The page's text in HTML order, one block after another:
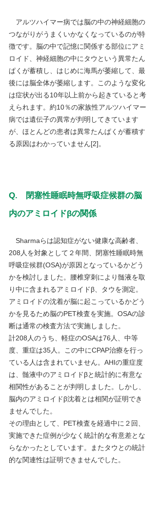
アルツハイマー病では脳の中の神経細胞の
つながりがうまくいかなくなっているのが特
徴です。脳の中で記憶に関係する部位にアミ
ロイド、神経細胞の中にタウという異常たん
ぱくが蓄積し、はじめに海馬が萎縮して、最
後には脳全体が萎縮します。このような変化
は症状が出る10年以上前から起きていると考
えられます。約10％の家族性アルツハイマー
病では遺伝子の異常が判明してきています
が、ほとんどの患者は異常たんぱくが蓄積す
る原因はわかっていません[2]。
Q.　閉塞性睡眠時無呼吸症候群の脳
内のアミロイドβの関係
Sharmaらは認知症がない健康な高齢者、
208人を対象として２年間、閉塞性睡眠時無
呼吸症候群(OSA)が原因となっているかどう
かを検討しました。腰椎穿刺により髄液を取
り中に含まれるアミロイドβ、タウを測定。
アミロイドの沈着が脳に起こっているかどう
かを見るため脳のPET検査を実施。OSAの診
断は通常の検査方法で実施しました。
計208人のうち、軽症のOSAは76人、中等
度、重症は35人。この中にCPAP治療を行っ
ている人は含まれていません。AHIの重症度
は、髄液中のアミロイドβと統計的に有意な
相関性があることが判明しました。しかし、
脳内のアミロイドβ沈着とは相関が証明でき
ませんでした。
その理由として、PET検査を経過中に２回、
実施できた症例が少なく統計的な有意差とな
らなかったとしています。またタウとの統計
的な関連性は証明できませんでした。